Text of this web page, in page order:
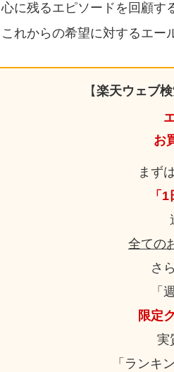
心に残るエピソードを回顧す
これからの希望に対するエー
【楽天ウェブ
お
まず
「
全ての
さ
「
限定
実
「ランキ